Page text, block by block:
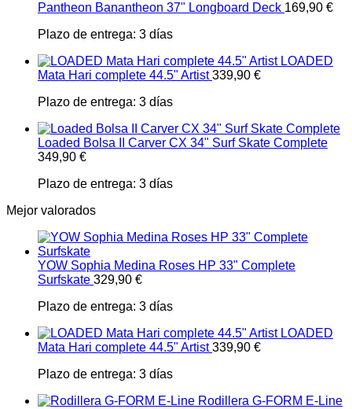
Pantheon Banantheon 37" Longboard Deck 169,90 €
Plazo de entrega: 3 días
LOADED
Mata Hari complete 44.5" Artist 339,90 €
Plazo de entrega: 3 días
Loaded Bolsa II Carver CX 34" Surf Skate Complete
349,90 €
Plazo de entrega: 3 días
Mejor valorados
YOW Sophia Medina Roses HP 33" Complete
Surfskate 329,90 €
Plazo de entrega: 3 días
LOADED
Mata Hari complete 44.5" Artist 339,90 €
Plazo de entrega: 3 días
Rodillera G-FORM E-Line